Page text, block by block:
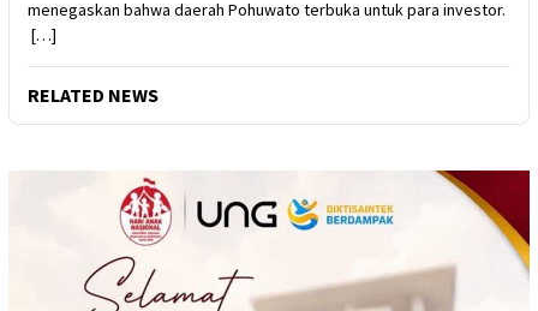
menegaskan bahwa daerah Pohuwato terbuka untuk para investor.
[…]
RELATED NEWS